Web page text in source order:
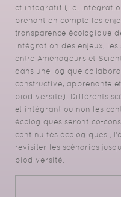
et intégratif (i.e.
prenant en compte les
transparence écologique
intégration des enjeux,
entre Aménageurs et
dans une logique
constructive, apprenante
biodiversité). Différents
et intégrant ou non les
écologiques seront co-
continuités écologiques ;
revisiter les scénarios
biodiversité.